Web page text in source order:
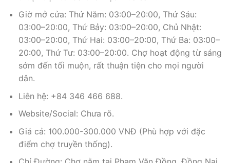
Giờ mở cửa: Thứ Năm: 03:00–20:00, Thứ Sáu:
03:00–20:00, Thứ Bảy: 03:00–20:00, Chủ Nhật:
03:00–20:00, Thứ Hai: 03:00–20:00, Thứ Ba: 03:00–
20:00, Thứ Tư: 03:00–20:00. Chợ hoạt động từ sáng
sớm đến tối muộn, rất thuận tiện cho mọi người
dân.
Liên hệ: +84 346 466 688.
Website/Social: Chưa rõ.
Giá cả: 100.000-300.000 VNĐ (Phù hợp với đặc
điểm chợ truyền thống).